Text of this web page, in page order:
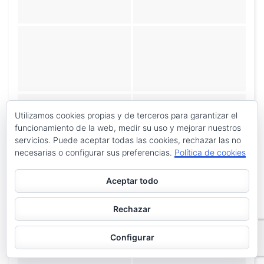
Utilizamos cookies propias y de terceros para garantizar el
funcionamiento de la web, medir su uso y mejorar nuestros
servicios. Puede aceptar todas las cookies, rechazar las no
necesarias o configurar sus preferencias. Política de cookies
Aceptar todo
Rechazar
Configurar